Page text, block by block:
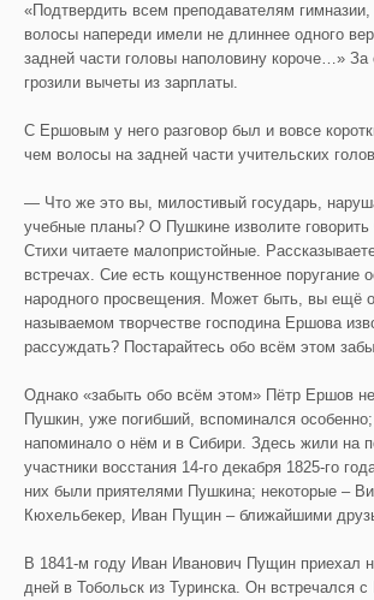
«Подтвердить всем преподавателям
волосы напереди имели не длиннее одного
задней части головы наполовину короче…»
грозили вычеты из зарплаты.
С Ершовым у него разговор был и вовсе
чем волосы на задней части учительских
— Что же это вы, милостивый государь,
учебные планы? О Пушкине изволите говорить
Стихи читаете малопристойные.
встречах. Сие есть кощунственное поругание
народного просвещения. Может быть, вы ещё
называемом творчестве господина Ершова
рассуждать? Постарайтесь обо всём этом
Однако «забыть обо всём этом» Пётр Ершов
Пушкин, уже погибший, вспоминался
напоминало о нём и в Сибири. Здесь жили на
участники восстания 14-го декабря 1825-го
них были приятелями Пушкина; некоторые –
Кюхельбекер, Иван Пущин – ближайшими
В 1841-м году Иван Иванович Пущин приехал
дней в Тобольск из Туринска. Он встречался